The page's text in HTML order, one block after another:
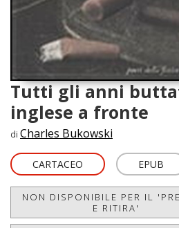
Tutti gli anni
inglese a fronte
di Charles Bukowski
CARTACEO EPUB
NON DISPONIBILE PER IL
E RITIRA'